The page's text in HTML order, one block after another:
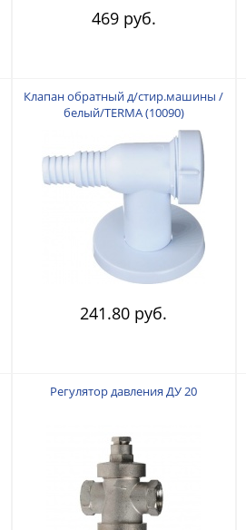
469 руб.
Клапан обратный д/стир.машины /
белый/TERMA (10090)
241.80 руб.
Регулятор давления ДУ 20